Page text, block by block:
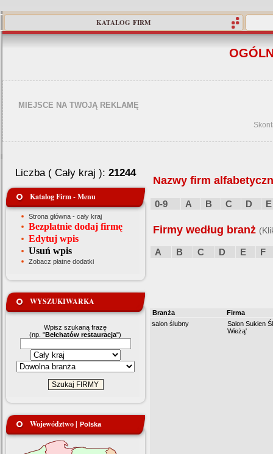
KATALOG FIRM
MIEJSCE NA TWOJĄ REKLAMĘ
Liczba ( Cały kraj ): 21244
Katalog Firm - Menu
Strona główna - cały kraj
Bezpłatnie dodaj firmę
Edytuj wpis
Usuń wpis
Zobacz płatne dodatki
WYSZUKIWARKA
Wpisz szukaną frazę
(np. "Bełchatów restauracja")
Województwo | Polska
Nazwy firm
0-9 A B C D E
Firmy według branż
A B C D E F
Branża
Firma
salon ślubny
Salon Sukien
Wieżą'